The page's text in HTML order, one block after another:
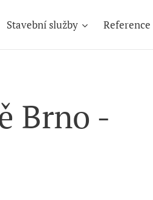
Stavební služby Reference
Brno -